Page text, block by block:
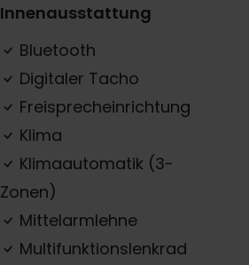
Innenausstattung
Bluetooth
Digitaler Tacho
Freisprecheinrichtung
Klima
Klimaautomatik (3-
Zonen)
Mittelarmlehne
Multifunktionslenkrad